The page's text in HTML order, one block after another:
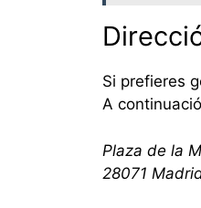
Si prefieres
A
Plaza de la
28071